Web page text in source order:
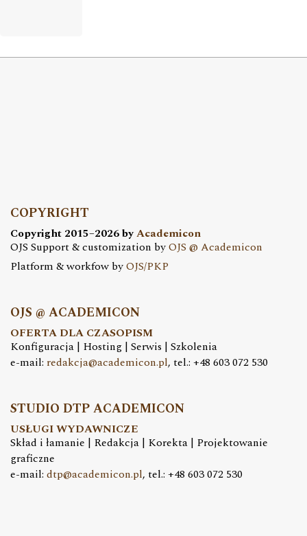
COPYRIGHT
Copyright 2015–2026 byAcademicon
OJS Support & customization byOJS @ Academicon
Platform & workfow byOJS/PKP
OJS @ ACADEMICON
OFERTA DLA CZASOPISM
Konfiguracja | Hosting | Serwis | Szkolenia
e-mail: redakcja@academicon.pl, tel.: +48 603 072 530
STUDIO DTP ACADEMICON
USŁUGI WYDAWNICZE
Skład i łamanie | Redakcja | Korekta | Projektowanie
graficzne
e-mail: dtp@academicon.pl, tel.: +48 603 072 530